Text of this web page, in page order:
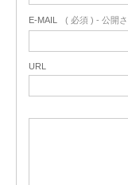
E-MAIL ( 必須 ) - 公開
URL